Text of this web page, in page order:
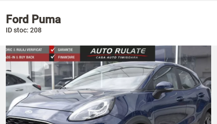
Ford Puma
ID stoc: 208